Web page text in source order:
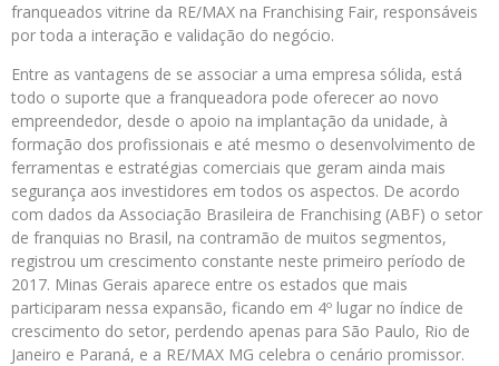
franqueados vitrine da RE/MAX na Franchising Fair, responsáveis
por toda a interação e validação do negócio.
Entre as vantagens de se associar a uma empresa sólida, está
todo o suporte que a franqueadora pode oferecer ao novo
empreendedor, desde o apoio na implantação da unidade, à
formação dos profissionais e até mesmo o desenvolvimento de
ferramentas e estratégias comerciais que geram ainda mais
segurança aos investidores em todos os aspectos. De acordo
com dados da Associação Brasileira de Franchising (ABF) o setor
de franquias no Brasil, na contramão de muitos segmentos,
registrou um crescimento constante neste primeiro período de
2017. Minas Gerais aparece entre os estados que mais
participaram nessa expansão, ficando em 4º lugar no índice de
crescimento do setor, perdendo apenas para São Paulo, Rio de
Janeiro e Paraná, e a RE/MAX MG celebra o cenário promissor.